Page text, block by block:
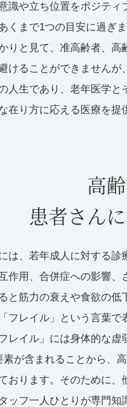
識や立ち位置をポジテ
くまで1つの目安に過ぎ
りと見て、准高齢者、高
けることができません
人生であり、老年医学と
在り方に応える医療を提
高
患者さん
は、若年成人に対する
作用、合併症への影響
と筋力の衰えや食欲の
フレイル」という言葉
レイル」には身体的な
素が含まれることから、
おります。そのために
ッフ一人ひとりが専門